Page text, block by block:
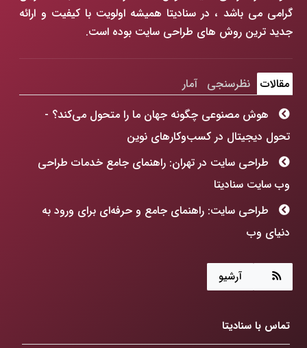
گرامی می باشد ، در سنادیتا همیشه اولویت با کیفیت و ارائه
جدید ترین روش های طراحی سایت بوده است.
مقالات نظرسنجی
آمار
هوش مصنوعی چگونه جهان ما را متحول می‌کند؟ -
تحول دیجیتال در کسب‌وکارهای نوین
طراحی سایت در تهران: راهنمای جامع خدمات طراحی
وب سایت سنادیتا
طراحی سایت: راهنمای جامع و حرفه‌ای برای ورود به
دنیای وب
هوش مصنوعی چگونه جهان ما را متحول می‌کند؟
طراحی سایت: فراتر از رنگ و فرم، ساخت پنجره‌ای به
آرشیو
تماس با سنادیتا